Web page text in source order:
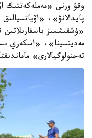
وقۋ ورنى «مەملەكەتتىك
پايدالانۋ»،
«ۇشقىشسىز باسقارىلاتىن
مەديتسينا»، «اسكەري
تەحنولوگيالارى»